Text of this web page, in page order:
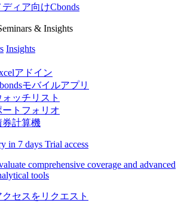
ディア向けCbonds
& Insights
Insights
アドイン
モバイルアプリ
ォッチリスト
ートフォリオ
券計算機
in 7 days Trial access
comprehensive coverage and advanced
tools
クセスをリクエスト